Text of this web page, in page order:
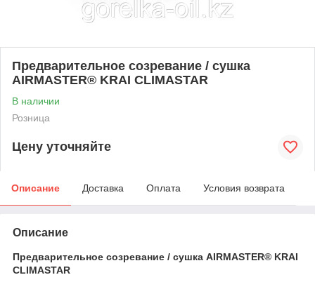
Предварительное созревание / сушка
AIRMASTER® KRAI CLIMASTAR
В наличии
Розница
Цену уточняйте
Описание Доставка Оплата Условия возврата
Описание
Предварительное созревание / сушка AIRMASTER® KRAI
CLIMASTAR